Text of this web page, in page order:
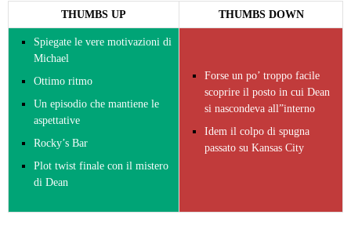
THUMBS UP THUMBS DOWN
Spiegate le vere motivazioni di
Michael
Ottimo ritmo
Un episodio che mantiene le
aspettative
Rocky’s Bar
Plot twist finale con il mistero
di Dean
Forse un po’ troppo facile
scoprire il posto in cui Dean
si nascondeva all”interno
Idem il colpo di spugna
passato su Kansas City